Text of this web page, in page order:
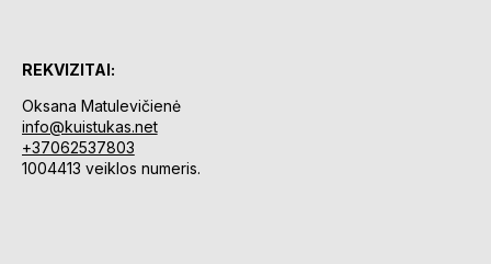
REKVIZITAI:
Oksana Matulevičienė
info@kuistukas.net
+37062537803
1004413 veiklos numeris.